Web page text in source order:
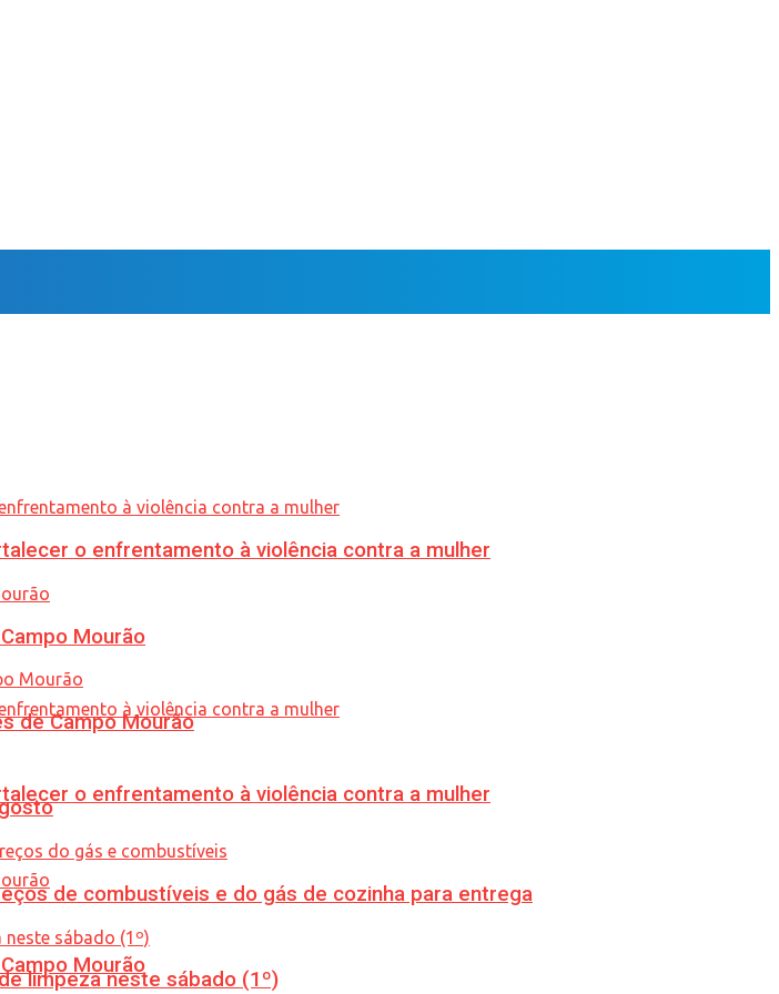
o enfrentamento à violência contra a mulher
Mourão
o enfrentamento à violência contra a mulher
Mourão
de Campo Mourão
de combustíveis e do gás de cozinha para entrega
limpeza neste sábado (1º)